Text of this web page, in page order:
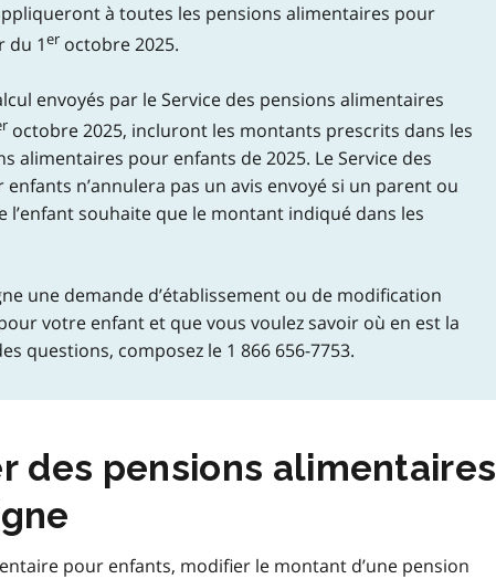
à toutes les pensions alimentaires pour
du 1er octobre 2025.
envoyés par le Service des pensions alimentaires
octobre 2025, incluront les montants prescrits dans les
alimentaires pour enfants de 2025. Le Service des
n’annulera pas un avis envoyé si un parent ou
l’enfant souhaite que le montant indiqué dans les
une demande d’établissement ou de modification
votre enfant et que vous voulez savoir où en est la
questions, composez le 1 866 656-7753.
des pensions alimentaires
pour enfants, modifier le montant d’une pension